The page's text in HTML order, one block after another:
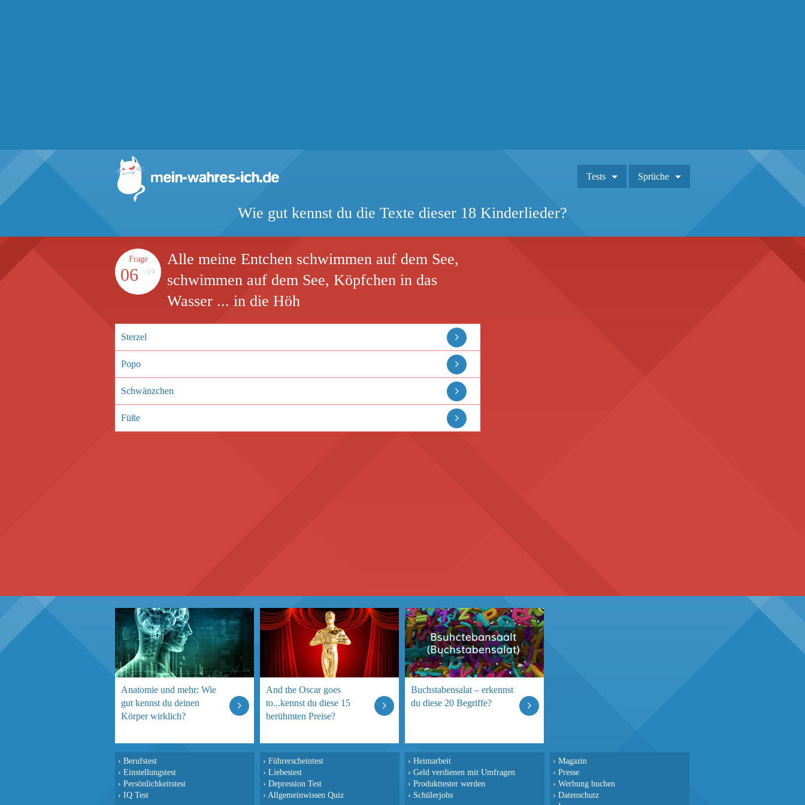
Tests Sprüche
Wie gut kennst du die Texte dieser 18 Kinderlieder?
Frage
06 /19
Alle meine Entchen schwimmen auf dem See,
schwimmen auf dem See, Köpfchen in das
Wasser ... in die Höh
Sterzel
Popo
Schwänzchen
Füße
Anatomie und mehr: Wie
gut kennst du deinen
Körper wirklich?
And the Oscar goes
to...kennst du diese 15
berühmten Preise?
Buchstabensalat – erkennst
du diese 20 Begriffe?
› Berufstest
› Einstellungstest
› Persönlichkeitstest
› IQ Test
› Führerscheintest
› Liebestest
› Depression Test
› Allgemeinwissen Quiz
› Heimarbeit
› Geld verdienen mit Umfragen
› Produkttester werden
› Schülerjobs
› Magazin
› Presse
› Werbung buchen
› Datenschutz